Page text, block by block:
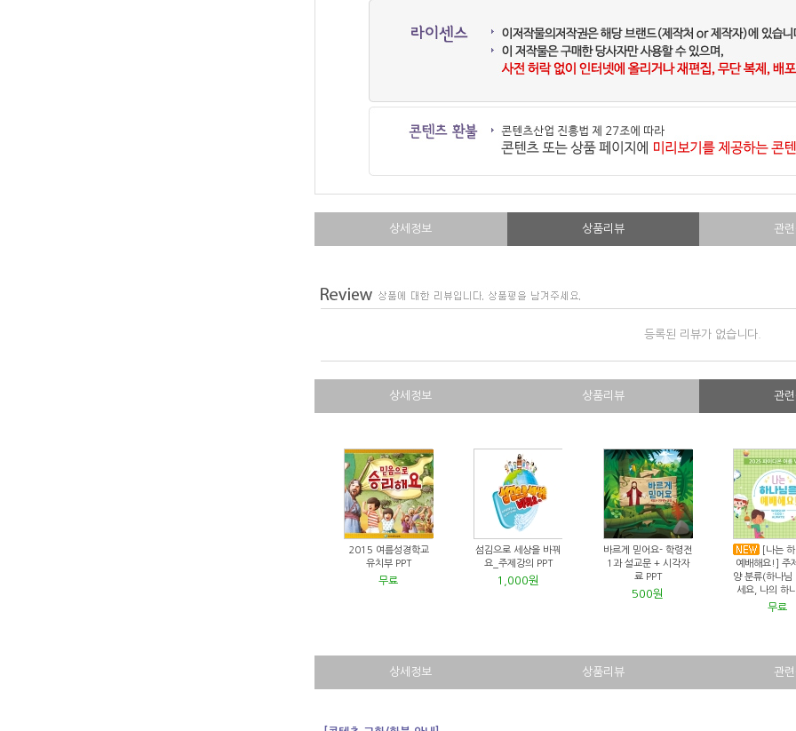
상세정보 상품리뷰 관
등록된 리뷰가 없습니다.
상세정보 상품리뷰 관
2015 여름성경학교
유치부 PPT
무료
섬김으로 세상을 바꿔
요_주제강의 PPT
1,000원
바르게 믿어요- 학령전
1과 설교문 + 시각자
료 PPT
500원
[나는
예배해요!] 주
양 분류(하나님
세요, 나의 하
무료
상세정보 상품리뷰 관